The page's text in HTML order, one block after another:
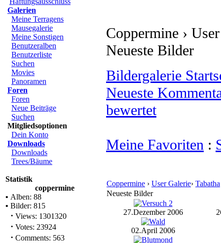
Galerien
Meine Terragens
Mausegalerie
Meine Sonstigen
Benutzeralben
Benutzerliste
Suchen
Movies
Panoramen
Foren
Foren
Neue Beiträge
Suchen
Mitgliedsoptionen
Dein Konto
Downloads
Downloads
Trees/Bäume
Statistik
coppermine
• Alben: 88
• Bilder: 815
· Views: 1301320
· Votes: 23924
· Comments: 563
Coppermine ›
Neueste Bilder
Bildergalerie
Neueste
bewertet
Meine Favoriten :
Coppermine › User Galerie› Tabatha
Neueste Bilder
27.Dezember 2006
02.April 2006